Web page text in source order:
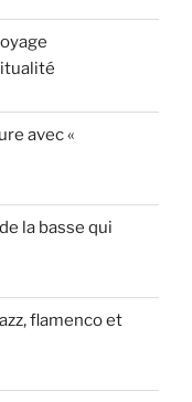
avec «
la basse qui
flamenco et